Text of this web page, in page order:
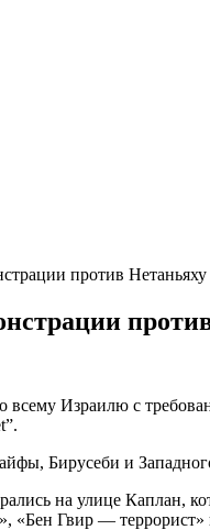
против Нетаньяху
Израилю с
Бирусеби и Западного
на улице Каплан,
«Бен Гвир —